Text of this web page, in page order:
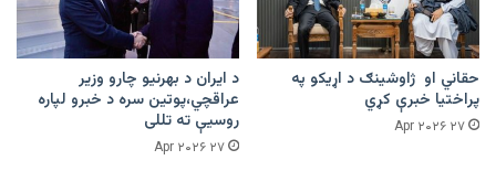
حقاني او ژاوشینګ د اړیکو په
پراختیا خبرې کړي
۲۷ Apr ۲۰۲۶
د ایران د بهرنیو چارو وزیر
عراقچي،پوتین سره د خبرو لپاره
روسیې ته تللی
۲۷ Apr ۲۰۲۶